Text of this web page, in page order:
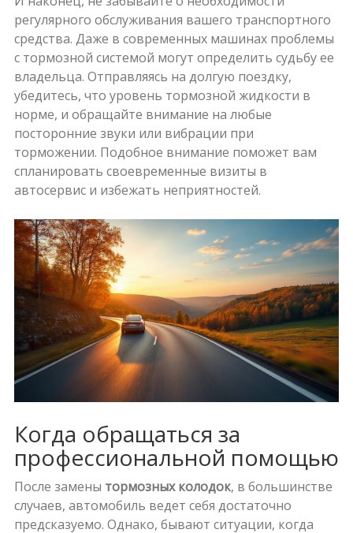
регулярного обслуживания вашего транспортного
средства. Даже в современных машинах проблемы
с тормозной системой могут определить судьбу ее
владельца. Отправляясь на долгую поездку,
убедитесь, что уровень тормозной жидкости в
норме, и обращайте внимание на любые
посторонние звуки или вибрации при
торможении. Подобное внимание поможет вам
спланировать своевременные визиты в
автосервис и избежать неприятностей.
Когда обращаться за
профессиональной помощью
После замены тормозных колодок, в большинстве
случаев, автомобиль ведет себя достаточно
предсказуемо. Однако, бывают ситуации, когда